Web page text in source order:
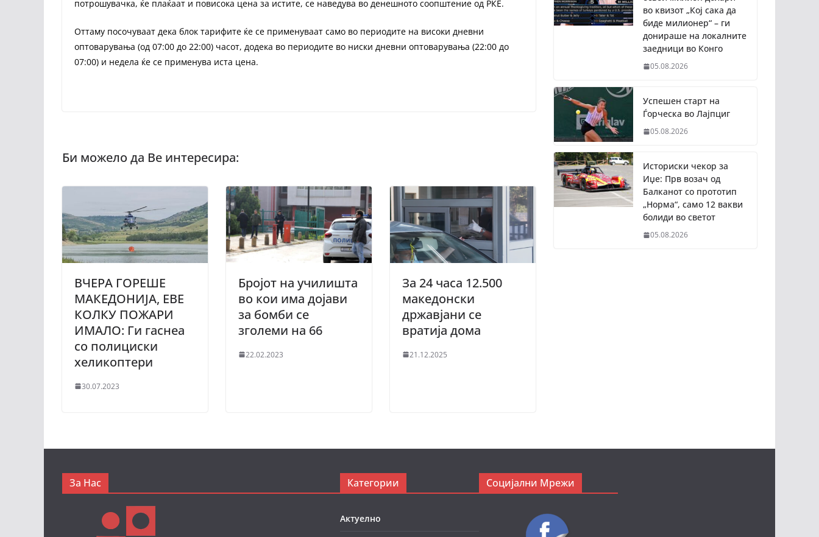
потрошувачка, ќе плаќаат и повисока цена за истите, се наведува во денешното соопштение од РКЕ.
Оттаму посочуваат дека блок тарифите ќе се применуваат само во периодите на високи дневни
оптоварувања (од 07:00 до 22:00) часот, додека во периодите во ниски дневни оптоварувања (22:00 до
07:00) и недела ќе се применува иста цена.
ВЧЕРА ГОРЕШЕ
МАКЕДОНИЈА, ЕВЕ
КОЛКУ ПОЖАРИ
ИМАЛО: Ги гаснеа
со полициски
хеликоптери
30.07.2023
Бројот на училишта
во кои има дојави
за бомби се
зголеми на 66
22.02.2023
За 24 часа 12.500
македонски
државјани се
вратија дома
21.12.2025
во квизот „Кој сака да
биде милионер“ – ги
донираше на локалните
заедници во Конго
05.08.2026
Успешен старт на
Ѓорческа во Лајпциг
05.08.2026
Историски чекор за
Иџе: Прв возач од
Балканот со прототип
„Норма“, само 12 вакви
болиди во светот
05.08.2026
За Нас Категории
Актуелно
Социјални Мрежи